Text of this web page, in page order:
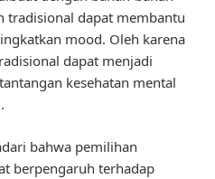
tradisional dapat membantu
mood. Oleh karena
dapat menjadi
kesehatan mental
bahwa pemilihan
berpengaruh terhadap